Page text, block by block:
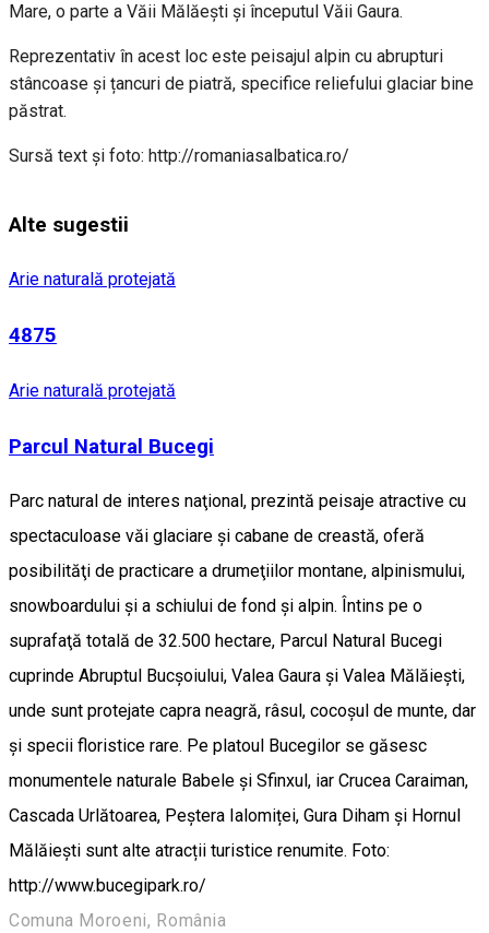
Mare, o parte a Văii Mălăeşti şi începutul Văii Gaura.
Reprezentativ în acest loc este peisajul alpin cu abrupturi
stâncoase şi țancuri de piatră, specifice reliefului glaciar bine
păstrat.
Sursă text și foto: http://romaniasalbatica.ro/
Alte sugestii
Arie naturală protejată
4875
Arie naturală protejată
Parcul Natural Bucegi
Parc natural de interes naţional, prezintă peisaje atractive cu
spectaculoase văi glaciare şi cabane de creastă, oferă
posibilităţi de practicare a drumeţiilor montane, alpinismului,
snowboardului şi a schiului de fond şi alpin. Întins pe o
suprafaţă totală de 32.500 hectare, Parcul Natural Bucegi
cuprinde Abruptul Bucşoiului, Valea Gaura şi Valea Mălăieşti,
unde sunt protejate capra neagră, râsul, cocoşul de munte, dar
şi specii floristice rare. Pe platoul Bucegilor se găsesc
monumentele naturale Babele şi Sfinxul, iar Crucea Caraiman,
Cascada Urlătoarea, Peștera Ialomiței, Gura Diham și Hornul
Mălăiești sunt alte atracții turistice renumite. Foto:
http://www.bucegipark.ro/
Comuna Moroeni, România